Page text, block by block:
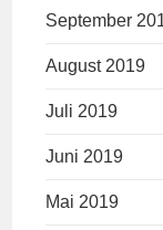
September
August 2019
Juli 2019
Juni 2019
Mai 2019